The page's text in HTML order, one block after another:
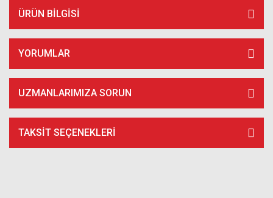
ÜRÜN BILGISI
YORUMLAR
UZMANLARIMIZA SORUN
TAKSIT SEÇENEKLERI